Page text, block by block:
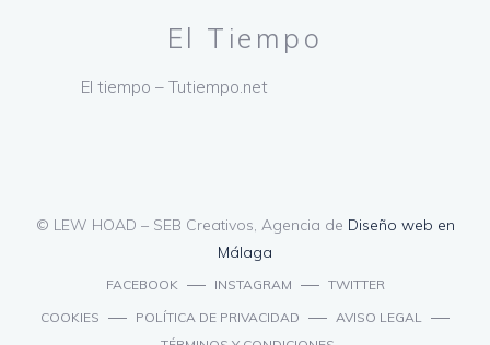
El Tiempo
El tiempo – Tutiempo.net
© LEW HOAD – SEB Creativos, Agencia de Diseño web en
Málaga
FACEBOOK INSTAGRAM
TWITTER
COOKIES
POLÍTICA DE PRIVACIDAD
AVISO LEGAL